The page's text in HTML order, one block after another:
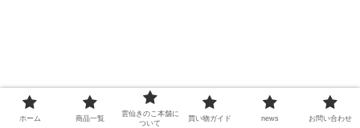
ホーム 商品一覧
雲仙きのこ本舗に
ついて
買い物ガイド news お問い合わせ